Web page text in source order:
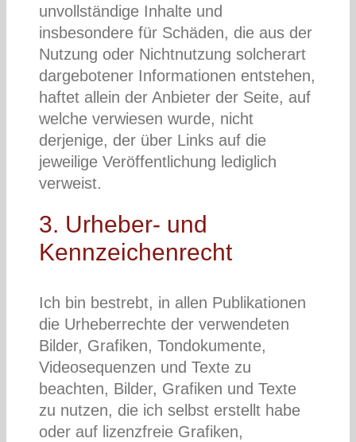
unvollständige Inhalte und
insbesondere für Schäden, die aus der
Nutzung oder Nichtnutzung solcherart
dargebotener Informationen entstehen,
haftet allein der Anbieter der Seite, auf
welche verwiesen wurde, nicht
derjenige, der über Links auf die
jeweilige Veröffentlichung lediglich
verweist.
3. Urheber- und
Kennzeichenrecht
Ich bin bestrebt, in allen Publikationen
die Urheberrechte der verwendeten
Bilder, Grafiken, Tondokumente,
Videosequenzen und Texte zu
beachten, Bilder, Grafiken und Texte
zu nutzen, die ich selbst erstellt habe
oder auf lizenzfreie Grafiken,